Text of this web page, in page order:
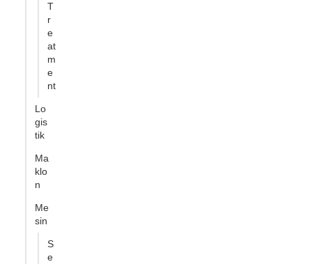
T
r
e
at
m
e
nt
Lo
gis
tik
Ma
klo
n
Me
sin
S
e